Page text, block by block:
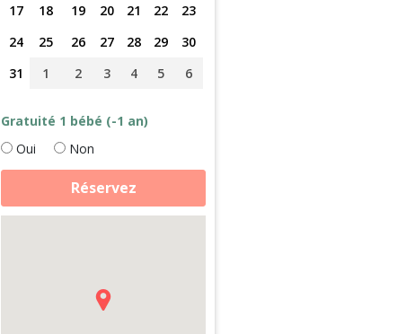
17
18 19 20 21 22
23
24
25 26 27 28 29
30
31
1 2 3 4 5 6
Gratuité 1 bébé (-1 an)
Oui
Non
quantité
avec
Réservez